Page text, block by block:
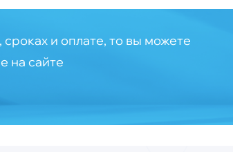
и оплате, то вы можете
на сайте